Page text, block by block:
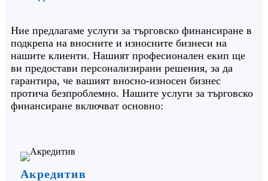
Ние предлагаме услуги за търговско финансиране в
подкрепа на вносните и износните бизнеси на
нашите клиенти. Нашият професионален екип ще
ви предостави персонализирани решения, за да
гарантира, че вашият вносно-износен бизнес
протича безпроблемно. Нашите услуги за търговско
финансиране включват основно:
Акредитив